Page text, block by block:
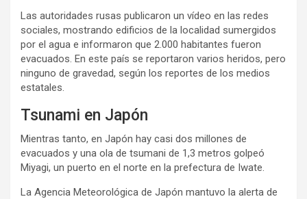
Las autoridades rusas publicaron un vídeo en las redes
sociales, mostrando edificios de la localidad sumergidos
por el agua e informaron que 2.000 habitantes fueron
evacuados. En este país se reportaron varios heridos, pero
ninguno de gravedad, según los reportes de los medios
estatales.
Tsunami en Japón
Mientras tanto, en Japón hay casi dos millones de
evacuados y una ola de tsumani de 1,3 metros golpeó
Miyagi, un puerto en el norte en la prefectura de Iwate.
La Agencia Meteorológica de Japón mantuvo la alerta de